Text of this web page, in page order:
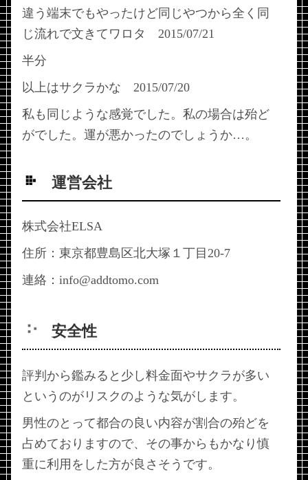
違う端末でもやったけど同じやつから全く同
じ流れで文きてワロタ 2015/07/21
半分
以上はサクラかな 2015/07/20
私も同じような感覚でした。私の場合は殆ど
がでした。運が悪かったのでしょうか…。
運営会社
株式会社ELSA
住所：東京都豊島区北大塚１丁目20-7
連絡：info@addtomo.com
安全性
評判から鑑みると少し料金面やサクラが多い
というのがリスクのような気がします。
男性のとって都合の良い内容が割合の殆どを
占めておりますので、その事からもかなり慎
重に利用をした方が良さそうです。